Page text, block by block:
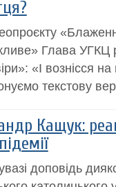
Глава УГКЦ
«І вознісся
текстову
Кащук:
доповідь